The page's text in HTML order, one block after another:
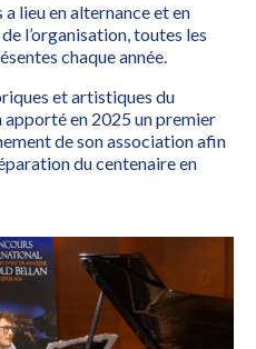
lieu en alternance et en
l’organisation, toutes les
chaque année.
et artistiques du
en 2025 un premier
de son association afin
du centenaire en